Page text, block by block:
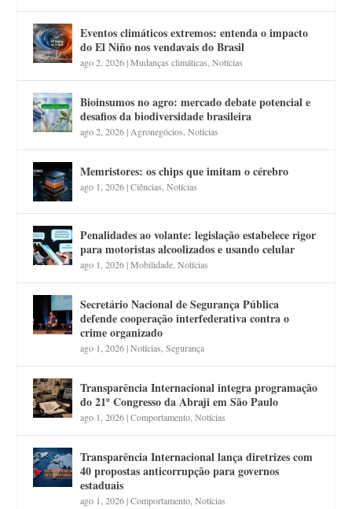
Eventos climáticos extremos: entenda o impacto
do El Niño nos vendavais do Brasil
ago 2, 2026|Mudanças climáticas ,Notícias
Bioinsumos no agro: mercado debate potencial e
desafios da biodiversidade brasileira
ago 2, 2026| Agronegócios ,Notícias
Memristores: os chips que imitam o cérebro
ago 1, 2026|Ciências ,Notícias
Penalidades ao volante: legislação estabelece rigor
para motoristas alcoolizados e usando celular
ago 1, 2026|Mobilidade ,Notícias
Secretário Nacional de Segurança Pública
defende cooperação interfederativa contra o
crime organizado
ago 1, 2026|Notícias ,Segurança
Transparência Internacional integra programação
do 21º Congresso da Abraji em São Paulo
ago 1, 2026|Comportamento ,Notícias
Transparência Internacional lança diretrizes com
40 propostas anticorrupção para governos
estaduais
ago 1, 2026|Comportamento ,Notícias